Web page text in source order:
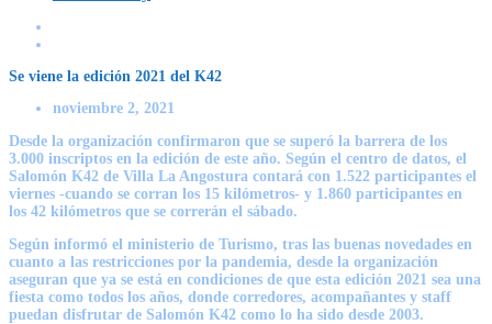
Se viene la edición 2021 del K42
noviembre 2, 2021
Desde la organización confirmaron que se superó la barrera de los
3.000 inscriptos en la edición de este año. Según el centro de datos, el
Salomón K42 de Villa La Angostura contará con 1.522 participantes el
viernes -cuando se corran los 15 kilómetros- y 1.860 participantes en
los 42 kilómetros que se correrán el sábado.
Según informó el ministerio de Turismo, tras las buenas novedades en
cuanto a las restricciones por la pandemia, desde la organización
aseguran que ya se está en condiciones de que esta edición 2021 sea una
fiesta como todos los años, donde corredores, acompañantes y staff
puedan disfrutar de Salomón K42 como lo ha sido desde 2003.